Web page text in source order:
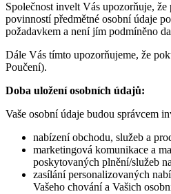
Společnost invelt Vás upozorňuje,
povinností předmětné osobní údaje
požadavkem a není jím podmíněno
Dále Vás tímto upozorňujeme, že
Poučení).
Doba uložení osobních údajů:
Vaše osobní údaje budou správcem
nabízení obchodu, služeb a
marketingová komunikace a
poskytovaných plnění/služeb
zasílání personalizovaných
Vašeho chování a Vašich